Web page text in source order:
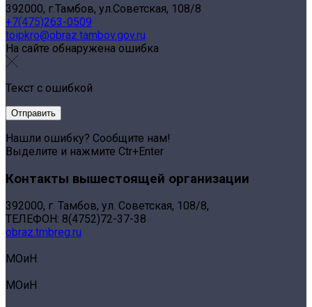
392000, г.Тамбов, ул.Советская, 108/8
+7(475)263-0509
toipkro@obraz.tambov.gov.ru
На сайте обнаружена ошибка
Текст с ошибкой
Нашли ошибку? Сообщите нам!
Выделите и нажмите Ctr+Enter
Контакты вышестоящей организации
392000, г. Тамбов, ул. Советская, 108/8,
ТЕЛЕФОН: 8(4752)72-37-38
obraz.tmbreg.ru
МОиН
МОиН